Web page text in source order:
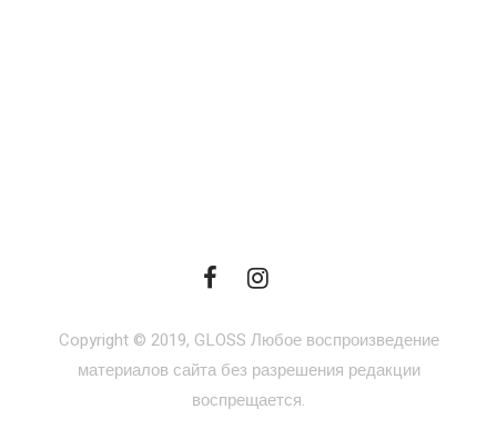
Copyright © 2019, GLOSS Любое воспроизведение
материалов сайта без разрешения редакции
воспрещается.